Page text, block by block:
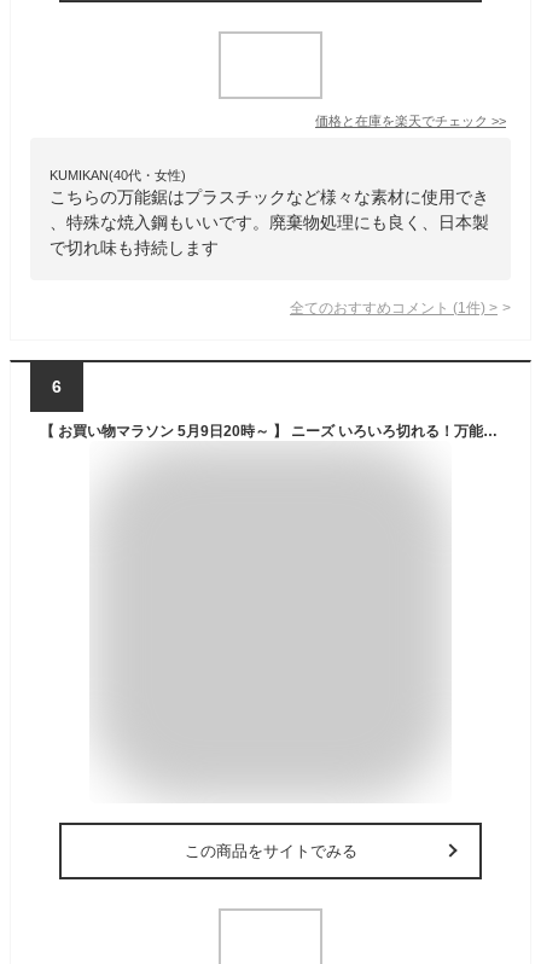
価格と在庫を楽天でチェック >>
KUMIKAN(40代・女性)
こちらの万能鋸はプラスチックなど様々な素材に使用でき
、特殊な焼入鋼もいいです。廃棄物処理にも良く、日本製
で切れ味も持続します
全てのおすすめコメント (1 件) >
6
【 お買い物マラソン 5月9日20時～ 】 ニーズ いろいろ切れる！万能のこぎり 日本製 ●
この商品をサイトでみる